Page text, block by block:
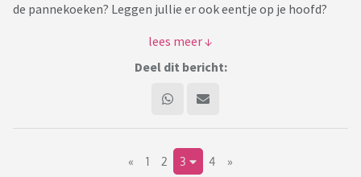
de pannekoeken? Leggen jullie er ook eentje op je hoofd?
TO trapt af. Ik ga straks naar de super om alles voor de
pannekoeken te halen. Dit jaar wordt het de eerste keer. Mijn
hoofd te gaan zitten. De oudste niet. Ik weet nog niet wat ik
ervan vind. Ze mogen kiezen of ze dat willen of niet, zolang
ze het de rest van het jaar het niet doen
Deel dit bericht:
« 1 2 3 4 »